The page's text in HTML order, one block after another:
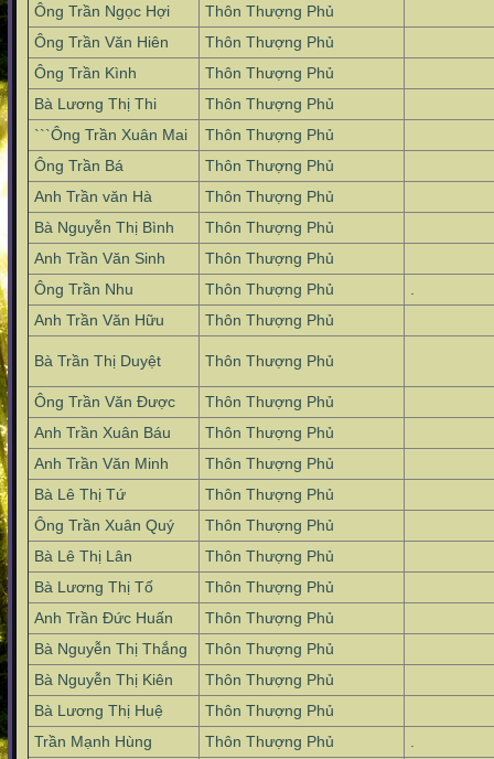
Ông Trần Ngọc Hợi
Thôn Thượng Phủ
Ông Trần Văn Hiên
Thôn Thượng Phủ
Ông Trần Kình
Thôn Thượng Phủ
Bà Lương Thị Thi
Thôn Thượng Phủ
```Ông Trần Xuân Mai
Thôn Thượng Phủ
Ông Trần Bá
Thôn Thượng Phủ
Anh Trần văn Hà
Thôn Thượng Phủ
Bà Nguyễn Thị Bình
Thôn Thượng Phủ
Anh Trần Văn Sinh
Thôn Thượng Phủ
Ông Trần Nhu
Thôn Thượng Phủ
Anh Trần Văn Hữu
Thôn Thượng Phủ
Bà Trần Thị Duyệt Thôn Thượng Phủ
Ông Trần Văn Được
Thôn Thượng Phủ
Anh Trần Xuân Báu
Thôn Thượng Phủ
Anh Trần Văn Minh
Thôn Thượng Phủ
Bà Lê Thị Tứ
Thôn Thượng Phủ
Ông Trần Xuân Quý
Thôn Thượng Phủ
Bà Lê Thị Lân
Thôn Thượng Phủ
Bà Lương Thị Tố
Thôn Thượng Phủ
Anh Trần Đức Huấn
Thôn Thượng Phủ
Bà Nguyễn Thị Thắng
Thôn Thượng Phủ
Bà Nguyễn Thị Kiên
Thôn Thượng Phủ
Bà Lương Thị Huệ
Thôn Thượng Phủ
Trần Mạnh Hùng
Thôn Thượng Phủ